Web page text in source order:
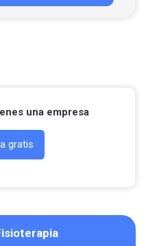
una empresa
gratis